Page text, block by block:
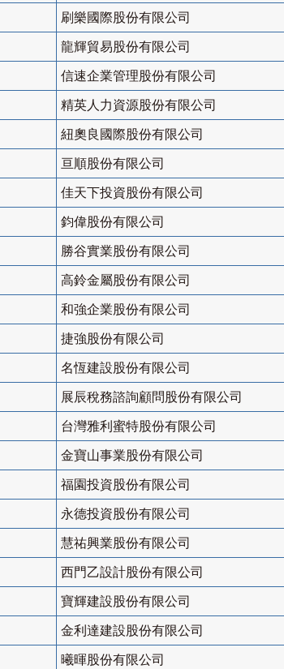
刷樂國際股份有限公司
龍輝貿易股份有限公司
信速企業管理股份有限公司
精英人力資源股份有限公司
紐奧良國際股份有限公司
亘順股份有限公司
佳天下投資股份有限公司
鈞偉股份有限公司
勝谷實業股份有限公司
高鈴金屬股份有限公司
和強企業股份有限公司
捷強股份有限公司
名恆建設股份有限公司
展辰稅務諮詢顧問股份有限公司
台灣雅利蜜特股份有限公司
金寶山事業股份有限公司
福園投資股份有限公司
永德投資股份有限公司
慧祐興業股份有限公司
西門乙設計股份有限公司
寶輝建設股份有限公司
金利達建設股份有限公司
曦暉股份有限公司